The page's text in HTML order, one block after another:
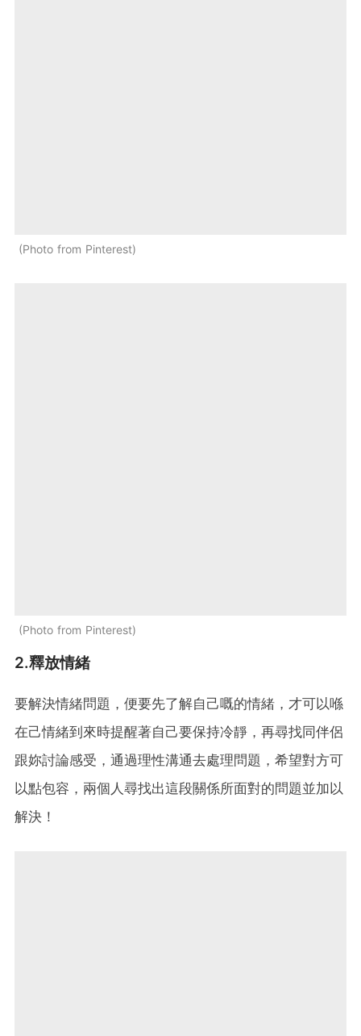
Photo from Pinterest
Photo from Pinterest
2.釋放情緒
要解決情緒問題，便要先了解自己嘅的情緒，才可以喺
在己情緒到來時提醒著自己要保持冷靜，再尋找同伴侶
跟妳討論感受，通過理性溝通去處理問題，希望對方可
以點包容，兩個人尋找出這段關係所面對的問題並加以
解決！